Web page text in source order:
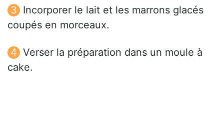
Incorporer le lait et les marrons glacés
coupés en morceaux.
Verser la préparation dans un moule à
cake.